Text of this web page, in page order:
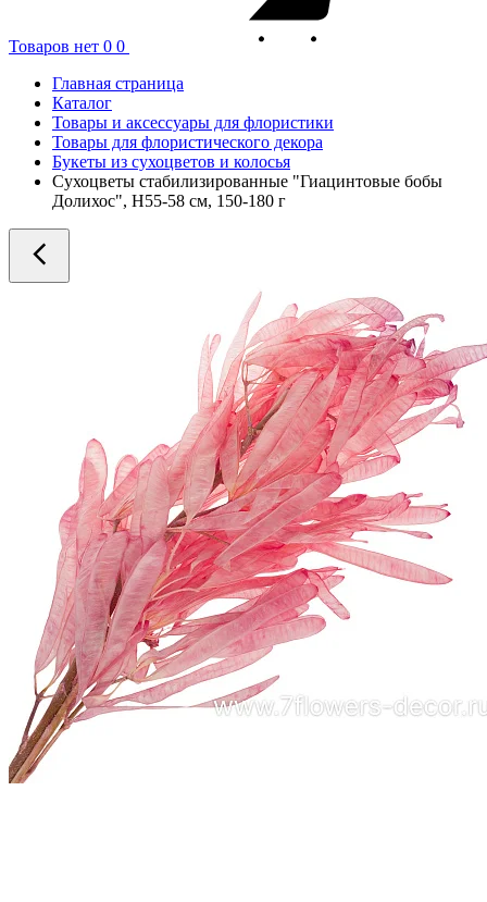
Товаров нет 0 0
Главная страница
Каталог
Товары и аксессуары для флористики
Товары для флористического декора
Букеты из сухоцветов и колосья
Сухоцветы стабилизированные "Гиацинтовые бобы
Долихос", H55-58 см, 150-180 г